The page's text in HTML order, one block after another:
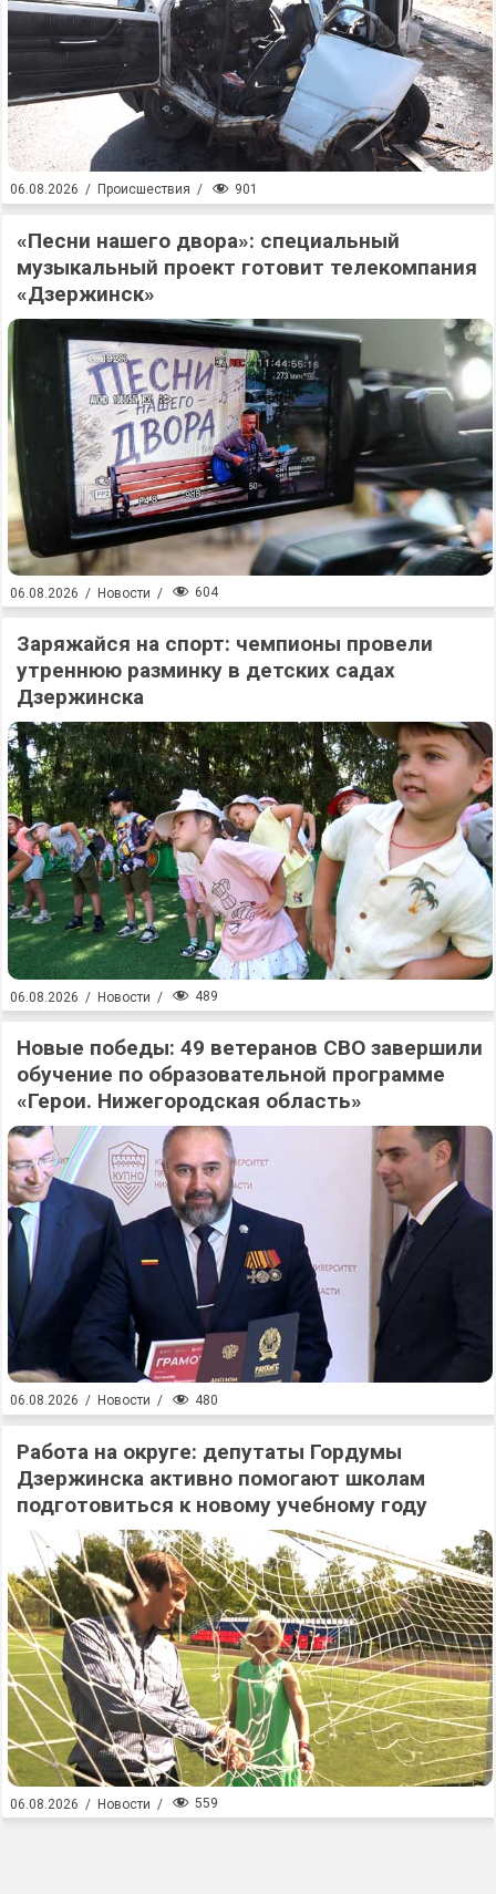
06.08.2026 / Происшествия / 901
«Песни нашего двора»: специальный
музыкальный проект готовит телекомпания
«Дзержинск»
06.08.2026 / Новости / 604
Заряжайся на спорт: чемпионы провели
утреннюю разминку в детских садах
Дзержинска
06.08.2026 / Новости / 489
Новые победы: 49 ветеранов СВО завершили
обучение по образовательной программе
«Герои. Нижегородская область»
06.08.2026 / Новости / 480
Работа на округе: депутаты Гордумы
Дзержинска активно помогают школам
подготовиться к новому учебному году
06.08.2026 / Новости / 559